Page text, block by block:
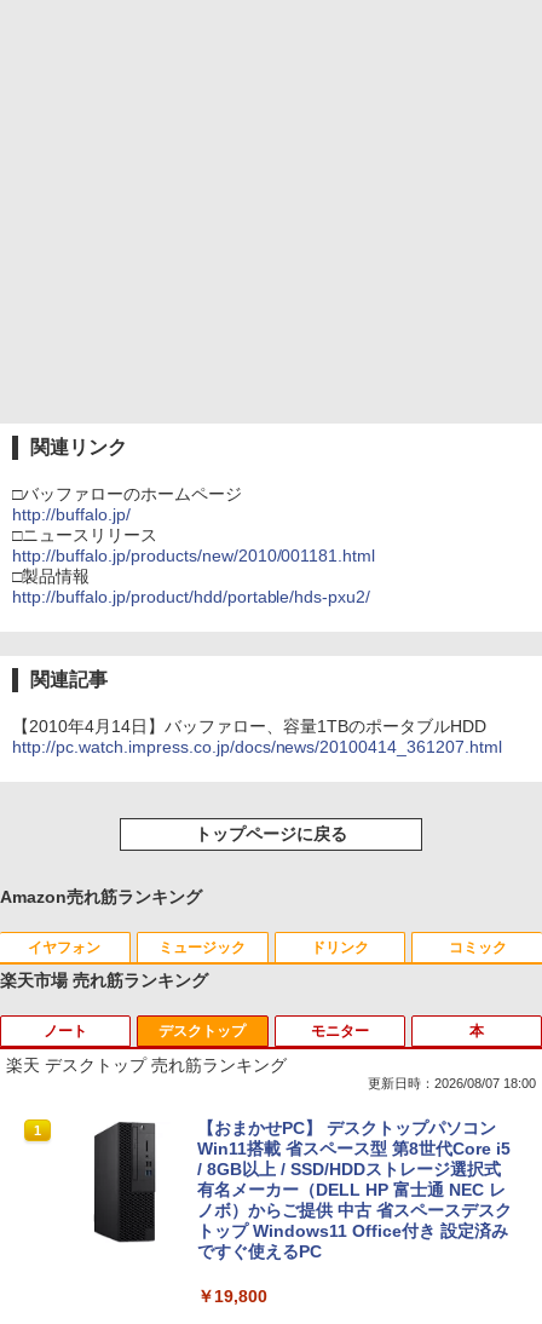
関連リンク
□バッファローのホームページ
http://buffalo.jp/
□ニュースリリース
http://buffalo.jp/products/new/2010/001181.html
□製品情報
http://buffalo.jp/product/hdd/portable/hds-pxu2/
関連記事
【2010年4月14日】バッファロー、容量1TBのポータブルHDD
http://pc.watch.impress.co.jp/docs/news/20100414_361207.html
トップページに戻る
Amazon売れ筋ランキング
イヤフォン
Anker Soundcore P40i ブラック
￥7,990
Anker Soundcore P31i ブラック
￥5,990
ミュージック
BRUCE WAYNE feat. Flo Milli, ATL Jacob
[Explicit]
BRUCE WAYNE feat. Flo Milli, ATL Jacob
[Explicit]
￥250
ドリンク
【Amazon.co.jp限定】 い・ろ・は・す 2L P
ET ラベルレス ×8本
by Amazon 天然水 ラベルレス 500ml ×24本
富士山の天然水 バナジウム含有 水 ミネラル
ウォーター ペットボトル 静岡県産 500ミリリ
ットル (Smart Basic)
￥1,380
コミック
薬屋のひとりごと 17巻 (デジタル版ビッグガ
ンガンコミックス)
異世界居酒屋「のぶ」(22) (角川コミックス・
エース)
￥832
楽天市場 売れ筋ランキング
ノート
1
【★最大100%ポイント】【新生活応援・
2026】【Office 2019 H&B】富士通 MU
937/Celeron 3865U/メモリ:4GB/8GB/S
SD:128GB/256GB/512GB/1TB/13.3型/
フルHD/wifi/HDMI/USB3.0/中古 ノート
パソコン/モバイルPC/Windows11
デスクトップ
楽天 デスクトップ 売れ筋ランキング
更新日時：2026/08/07 18:00
1
【おまかせPC】 デスクトップパソコン
Win11搭載 省スペース型 第8世代Core i5
/ 8GB以上 / SSD/HDDストレージ選択式
有名メーカー（DELL HP 富士通 NEC レ
ノボ）からご提供 中古 省スペースデスク
トップ Windows11 Office付き 設定済み
ですぐ使えるPC
￥19,800
モニター 本